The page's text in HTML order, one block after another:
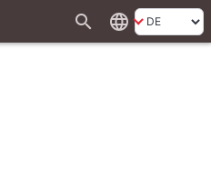
search language